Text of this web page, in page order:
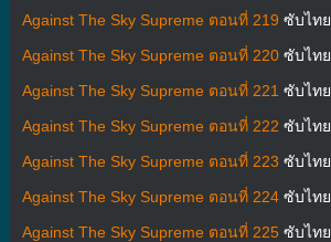
Against The Sky Supreme ตอนที่ 219 ซับไทย
Against The Sky Supreme ตอนที่ 220ซับไทย
Against The Sky Supreme ตอนที่ 221 ซับไทย
Against The Sky Supreme ตอนที่ 222 ซับไทย
Against The Sky Supreme ตอนที่ 223 ซับไทย
Against The Sky Supreme ตอนที่ 224ซับไทย
Against The Sky Supreme ตอนที่ 225ซับไทย